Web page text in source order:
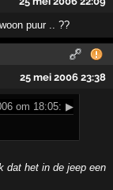
puur .. ??
25 mei 2006 23:38
om 18:05: ▶
dat het in de jeep een